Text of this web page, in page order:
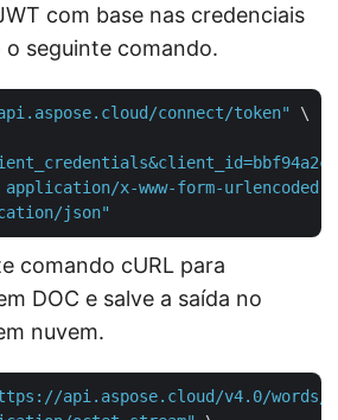
com base nas credenciais
seguinte comando.
connect/token"
\
x-www-form-urlencoded"
json"
comando cURL para
DOC e salve a saída no
nuvem.
api.aspose.cloud/v4.0/words/